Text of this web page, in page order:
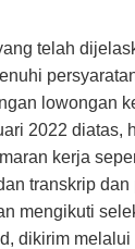
telah
lowongan
2022 diatas,
kerja
transkrip
mengikuti
dikirim melalui